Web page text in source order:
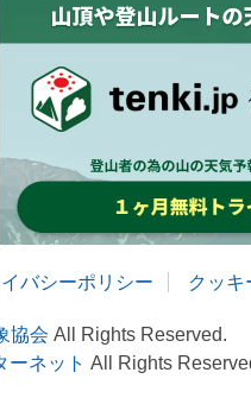
バシーポリシー クッキ
協会 All Rights Reserved.
ーネット All Rights